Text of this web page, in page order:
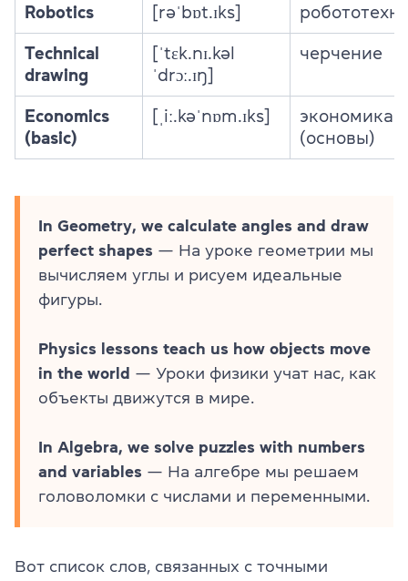
Robotics [rəˈbɒt.ɪks]
Technical
drawing
[ˈtɛk.nɪ.kəl
ˈdrɔː.ɪŋ]
черчение
Economics
(basic)
[ˌiː.kəˈnɒm.ɪks]
экономика
(основы)
In Geometry, we calculate angles and draw
perfect shapes — На уроке геометрии мы
вычисляем углы и рисуем идеальные
фигуры.
Physics lessons teach us how objects move
in the world — Уроки физики учат нас, как
объекты движутся в мире.
In Algebra, we solve puzzles with numbers
and variables — На алгебре мы решаем
головоломки с числами и переменными.
Вот список слов, связанных с точными